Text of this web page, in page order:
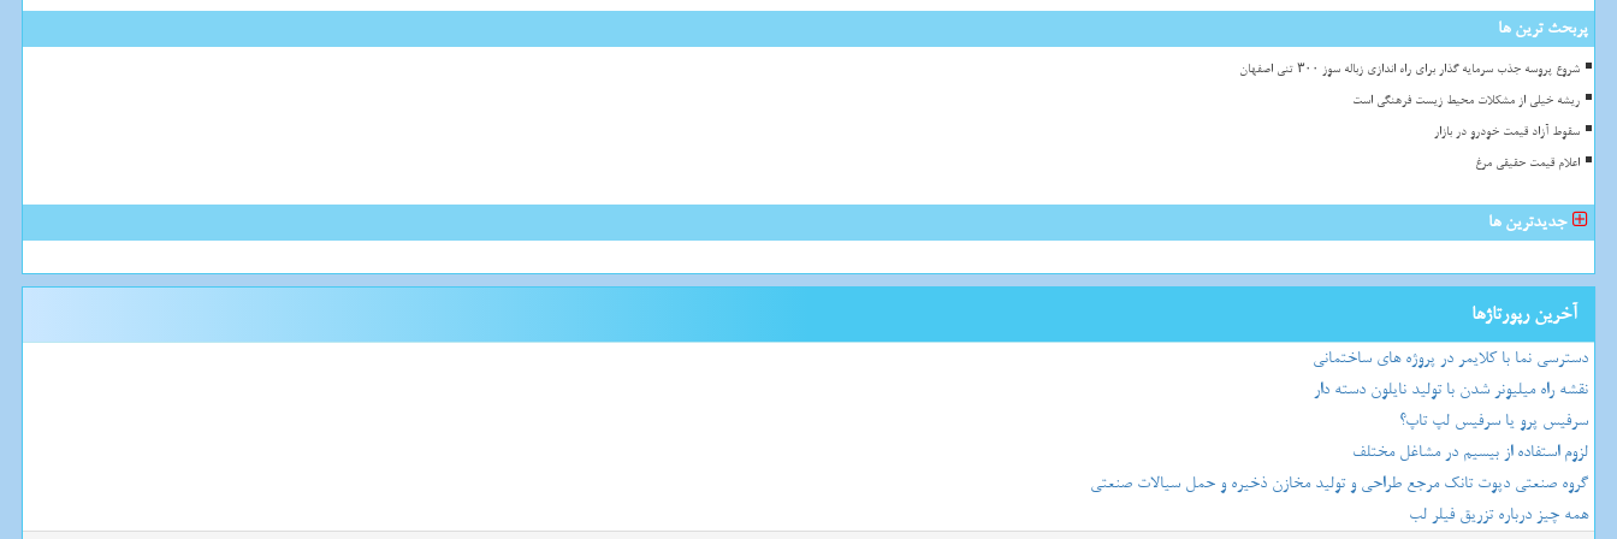
پربحث ترین ها
شروع پروسه جذب سرمایه گذار برای راه اندازی زباله سوز ۳۰۰ تنی اصفهان
ریشه خیلی از مشکلات محیط زیست فرهنگی است
سقوط آزاد قیمت خودرو در بازار
اعلام قیمت حقیقی مرغ
جدیدترین ها
آخرین رپورتاژها
دسترسی نما با کلایمر در پروژه های ساختمانی
نقشه راه میلیونر شدن با تولید نایلون دسته دار
سرفیس پرو یا سرفیس لپ تاپ؟
لزوم استفاده از بیسیم در مشاغل مختلف
گروه صنعتی دپوت تانک مرجع طراحی و تولید مخازن ذخیره و حمل سیالات صنعتی
همه چیز درباره تزریق فیلر لب